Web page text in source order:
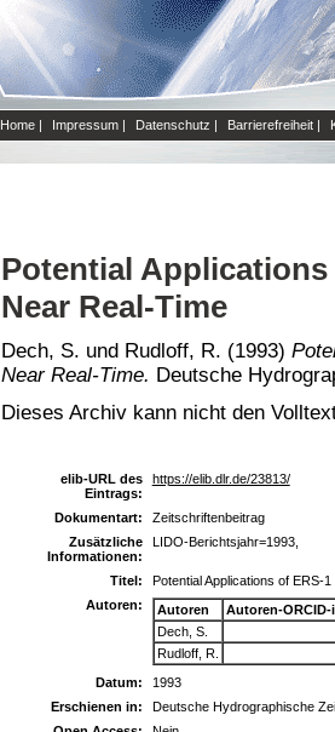
Home | Impressum | Datenschutz | Barrierefreiheit |
Potential Applications
Near Real-Time
Dech, S. und Rudloff, R. (1993)
Near Real-Time. Deutsche
Dieses Archiv kann nicht den
elib-URL des
Eintrags:
https://elib.dlr.de/23813/
Dokumentart:
Zeitschriftenbeitrag
Zusätzliche
Informationen:
LIDO-Berichtsjahr=1993,
Titel:
Potential Applications of ERS-
Autoren:
Autoren
Autoren-ORCID-
Dech, S.
Rudloff, R.
Datum:
1993
Erschienen in:
Deutsche Hydrographische